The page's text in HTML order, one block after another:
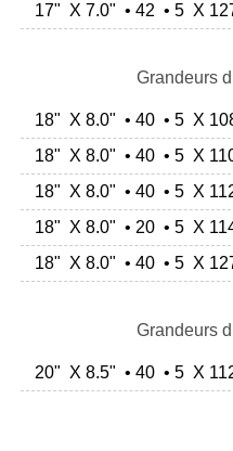
17" X 7.0" • 42 • 5 X
Grandeurs
18" X 8.0" • 40 • 5 X
18" X 8.0" • 40 • 5 X
18" X 8.0" • 40 • 5 X
18" X 8.0" • 20 • 5 X
18" X 8.0" • 40 • 5 X
Grandeurs
20" X 8.5" • 40 • 5 X